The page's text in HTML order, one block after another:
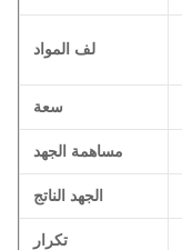
لف المواد
سعة
مساهمة الجهد
الجهد الناتج
تكرار